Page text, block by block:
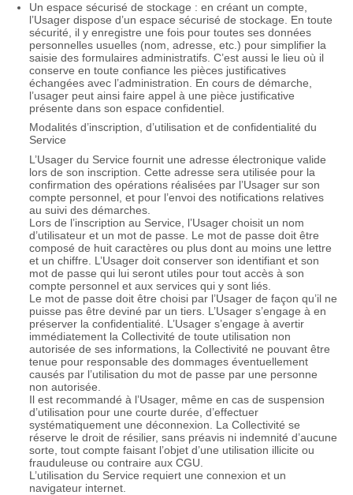
Un espace sécurisé de stockage : en créant un compte,
l’Usager dispose d’un espace sécurisé de stockage. En toute
sécurité, il y enregistre une fois pour toutes ses données
personnelles usuelles (nom, adresse, etc.) pour simplifier la
saisie des formulaires administratifs. C’est aussi le lieu où il
conserve en toute confiance les pièces justificatives
échangées avec l’administration. En cours de démarche,
l’usager peut ainsi faire appel à une pièce justificative
présente dans son espace confidentiel.
Modalités d’inscription, d’utilisation et de confidentialité du
Service
L’Usager du Service fournit une adresse électronique valide
lors de son inscription. Cette adresse sera utilisée pour la
confirmation des opérations réalisées par l’Usager sur son
compte personnel, et pour l’envoi des notifications relatives
au suivi des démarches.
Lors de l’inscription au Service, l’Usager choisit un nom
d’utilisateur et un mot de passe. Le mot de passe doit être
composé de huit caractères ou plus dont au moins une lettre
et un chiffre. L’Usager doit conserver son identifiant et son
mot de passe qui lui seront utiles pour tout accès à son
compte personnel et aux services qui y sont liés.
Le mot de passe doit être choisi par l’Usager de façon qu’il ne
puisse pas être deviné par un tiers. L’Usager s’engage à en
préserver la confidentialité. L’Usager s’engage à avertir
immédiatement la Collectivité de toute utilisation non
autorisée de ses informations, la Collectivité ne pouvant être
tenue pour responsable des dommages éventuellement
causés par l’utilisation du mot de passe par une personne
non autorisée.
Il est recommandé à l’Usager, même en cas de suspension
d’utilisation pour une courte durée, d’effectuer
systématiquement une déconnexion. La Collectivité se
réserve le droit de résilier, sans préavis ni indemnité d’aucune
sorte, tout compte faisant l’objet d’une utilisation illicite ou
frauduleuse ou contraire aux CGU.
L’utilisation du Service requiert une connexion et un
navigateur internet.